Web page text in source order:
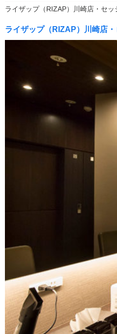
ライザップ（RIZAP）川崎店・セッ
ライザップ（RIZAP）川崎店